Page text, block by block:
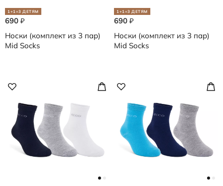
1+1=3 ДЕТЯМ
690 ₽
Носки (комплект из 3 пар)
Mid Socks
1+1=3 ДЕТЯМ
690 ₽
Носки (комплект из 3 пар)
Mid Socks